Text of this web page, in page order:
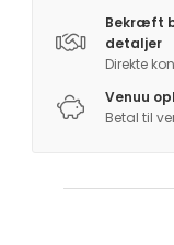
Bekræft
detaljer
Direkte
Venuu
Betal til